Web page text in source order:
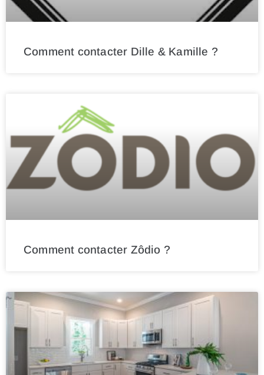
Comment contacter Dille & Kamille ?
Comment contacter Zôdio ?